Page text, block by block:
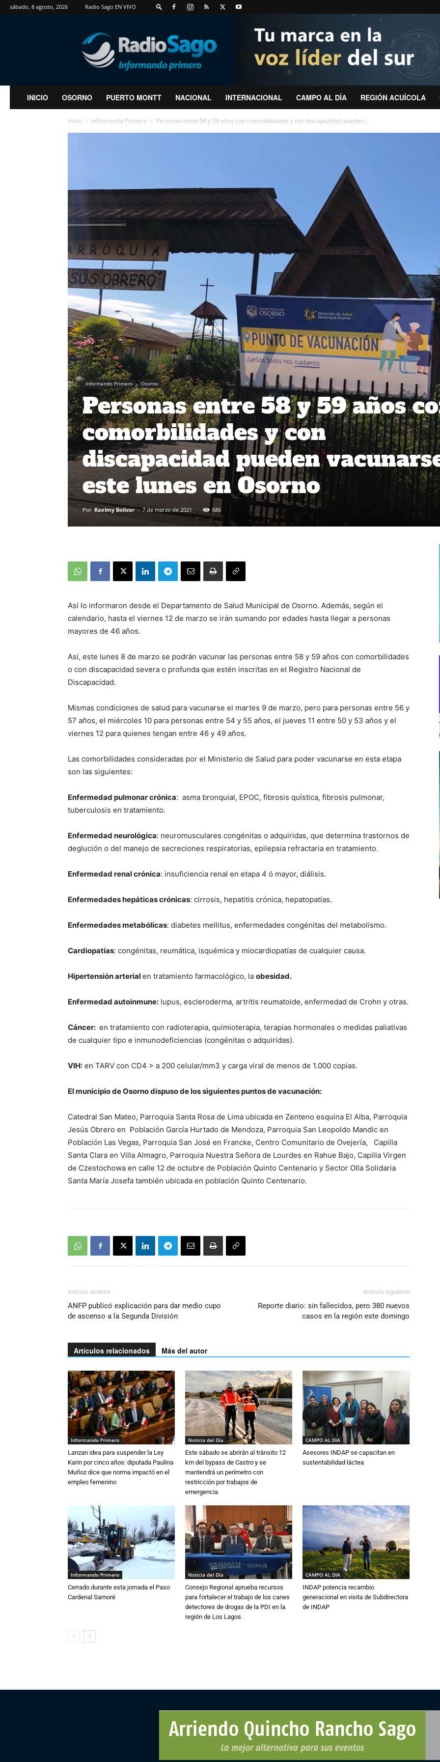
sábado, 8 agosto, 2026 Radio Sago EN VIVO
RadioSago
INICIO OSORNO PUERTO MONTT NACIONAL INTERNACIONAL CAMPO AL DÍA REGIÓN ACUÍCOLA
Inicio Informando Primero Personas entre 58 y 59 años con comorbilidades y con discapacidad pueden...
Informando Primero Osorno
Personas entre 58 y 59 años
comorbilidades y con
discapacidad pueden
este lunes en Osorno
Por Raelmy Bolivar - 7 de marzo de 2021 686
Así lo informaron desde el Departamento de Salud Municipal de Osorno. Además, según el
calendario, hasta el viernes 12 de marzo se irán sumando por edades hasta llegar a personas
mayores de 46 años.
Así, este lunes 8 de marzo se podrán vacunar las personas entre 58 y 59 años con comorbilidades
o con discapacidad severa o profunda que estén inscritas en el Registro Nacional de
Discapacidad.
Mismas condiciones de salud para vacunarse el martes 9 de marzo, pero para personas entre 56 y
57 años, el miércoles 10 para personas entre 54 y 55 años, el jueves 11 entre 50 y 53 años y el
viernes 12 para quienes tengan entre 46 y 49 años.
Las comorbilidades consideradas por el Ministerio de Salud para poder vacunarse en esta etapa
son las siguientes:
Enfermedad pulmonar crónica: asma bronquial, EPOC, fibrosis quística, fibrosis pulmonar,
tuberculosis en tratamiento.
Enfermedad neurológica: neuromusculares congénitas o adquiridas, que determina trastornos de
deglución o del manejo de secreciones respiratorias, epilepsia refractaria en tratamiento.
Enfermedad renal crónica: insuficiencia renal en etapa 4 ó mayor, diálisis.
Enfermedades hepáticas crónicas: cirrosis, hepatitis crónica, hepatopatías.
Enfermedades metabólicas: diabetes mellitus, enfermedades congénitas del metabolismo.
Cardiopatías: congénitas, reumática, isquémica y miocardiopatías de cualquier causa.
Hipertensión arterialen tratamiento farmacológico, la obesidad.
Enfermedad autoinmune: lupus, escleroderma, artritis reumatoide, enfermedad de Crohn y otras.
Cáncer: en tratamiento con radioterapia, quimioterapia, terapias hormonales o medidas paliativas
de cualquier tipo e inmunodeficiencias (congénitas o adquiridas).
VIH: en TARV con CD4 > a 200 celular/mm3 y carga viral de menos de 1.000 copias.
El municipio de Osorno dispuso de los siguientes puntos de vacunación:
Catedral San Mateo, Parroquia Santa Rosa de Lima ubicada en Zenteno esquina El Alba, Parroquia
Jesús Obrero en Población García Hurtado de Mendoza, Parroquia San Leopoldo Mandic en
Población Las Vegas, Parroquia San José en Francke, Centro Comunitario de Ovejería, Capilla
Santa Clara en Villa Almagro, Parroquia Nuestra Señora de Lourdes en Rahue Bajo, Capilla Virgen
de Czestochowa en calle 12 de octubre de Población Quinto Centenario y Sector Olla Solidaria
Santa María Josefa también ubicada en población Quinto Centenario.
Artículo anterior
ANFP publicó explicación para dar medio cupo
de ascenso a la Segunda División
Artículo siguiente
Reporte diario: sin fallecidos, pero 380 nuevos
casos en la región este domingo
Artículos relacionados Más del autor
Informando Primero
Lanzan idea para suspender la Ley
Karin por cinco años: diputada Paulina
Muñoz dice que norma impactó en el
empleo femenino
Noticia del Día
Este sábado se abrirán al tránsito 12
km del bypass de Castro y se
mantendrá un perímetro con
restricción por trabajos de
emergencia
CAMPO AL DIA
Asesores INDAP se capacitan en
sustentabilidad láctea
Informando Primero
Cerrado durante esta jornada el Paso
Cardenal Samoré
Noticia del Día
Consejo Regional aprueba recursos
para fortalecer el trabajo de los canes
detectores de drogas de la PDI en la
región de Los Lagos
CAMPO AL DIA
INDAP potencia recambio
generacional en visita de Subdirectora
de INDAP